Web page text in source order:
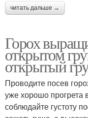
читать дальше →
Горох
открытом
открытый
Проводите посев
уже хорошо прогрета
соблюдайте густоту